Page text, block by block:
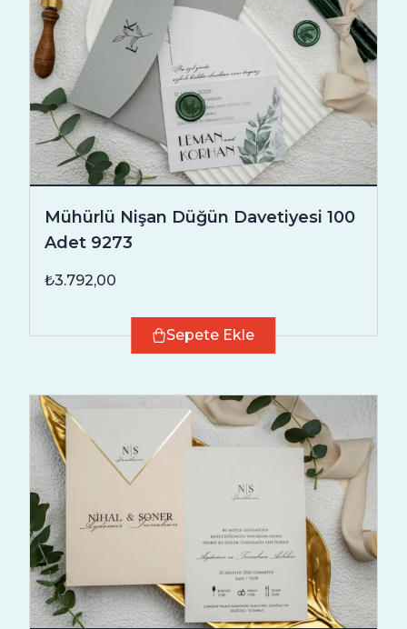
Mühürlü Nişan Düğün Davetiyesi 100
Adet 9273
₺3.792,00
Sepete Ekle